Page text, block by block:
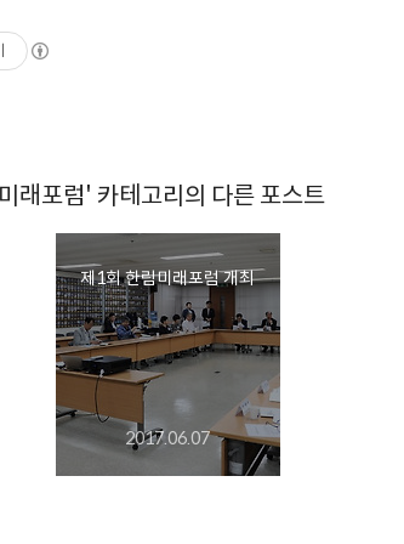
래포럼' 카테고리의 다른 포스트
제1회 한림미래포럼 개최
2017.06.07